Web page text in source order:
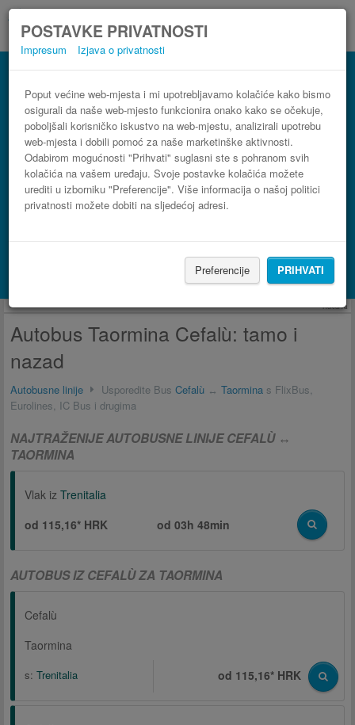
POSTAVKE PRIVATNOSTI
Impresum Izjava o privatnosti
Poput većine web-mjesta i mi upotrebljavamo kolačiće kako bismo
osigurali da naše web-mjesto funkcionira onako kako se očekuje,
poboljšali korisničko iskustvo na web-mjestu, analizirali upotrebu
web-mjesta i dobili pomoć za naše marketinške aktivnosti.
Odabirom mogućnosti "Prihvati" suglasni ste s pohranom svih
kolačića na vašem uređaju. Svoje postavke kolačića možete
urediti u izborniku "Preferencije". Više informacija o našoj politici
privatnosti možete dobiti na sljedećoj adresi.
Preferencije PRIHVATI
Autobus Cefalù Taormina
3 koraka do najpovoljnije autobusne karte
Potraži smještaj s Booking.com
Reklama
Autobus Taormina Cefalù: tamo i
nazad
Autobusne linije Usporedite Bus Cefalù ↔ Taormina s FlixBus,
Eurolines, IC Bus i drugima
NAJTRAŽENIJE AUTOBUSNE LINIJE CEFALÙ ↔
TAORMINA
Vlak iz Trenitalia
od 115,16* HRK
od03h 48min
AUTOBUS IZ CEFALÙ ZA TAORMINA
Cefalù
Taormina
s: Trenitalia od 115,16* HRK